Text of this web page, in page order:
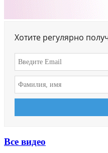
Хотите регулярно
Все видео